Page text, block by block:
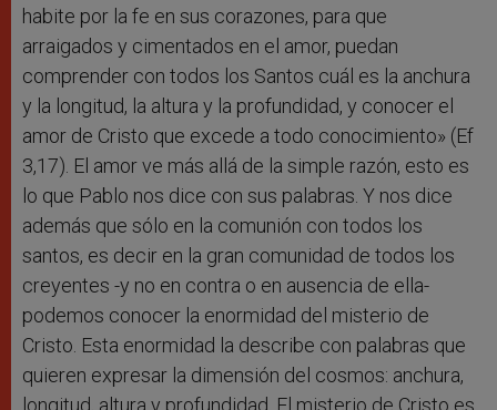
habite por la fe en sus corazones, para que
arraigados y cimentados en el amor, puedan
comprender con todos los Santos cuál es la anchura
y la longitud, la altura y la profundidad, y conocer el
amor de Cristo que excede a todo conocimiento» (Ef
3,17). El amor ve más allá de la simple razón, esto es
lo que Pablo nos dice con sus palabras. Y nos dice
además que sólo en la comunión con todos los
santos, es decir en la gran comunidad de todos los
creyentes -y no en contra o en ausencia de ella-
podemos conocer la enormidad del misterio de
Cristo. Esta enormidad la describe con palabras que
quieren expresar la dimensión del cosmos: anchura,
longitud, altura y profundidad. El misterio de Cristo es